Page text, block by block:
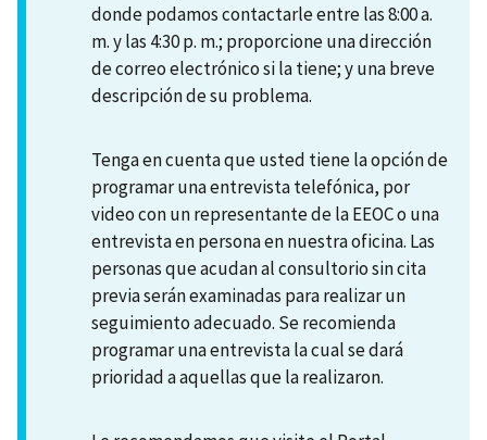
donde podamos contactarle entre las 8:00 a.
m. y las 4:30 p. m.; proporcione una dirección
de correo electrónico si la tiene; y una breve
descripción de su problema.
Tenga en cuenta que usted tiene la opción de
programar una entrevista telefónica, por
video con un representante de la EEOC o una
entrevista en persona en nuestra oficina. Las
personas que acudan al consultorio sin cita
previa serán examinadas para realizar un
seguimiento adecuado. Se recomienda
programar una entrevista la cual se dará
prioridad a aquellas que la realizaron.